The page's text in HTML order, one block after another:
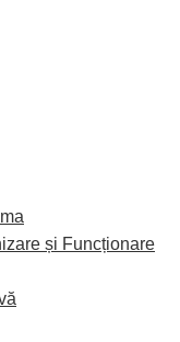
și Funcționare